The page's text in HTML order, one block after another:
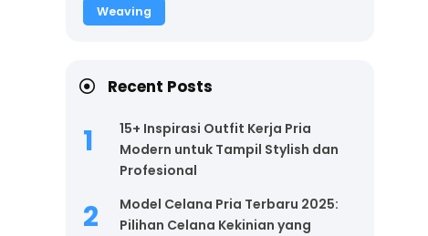
Weaving
Recent Posts
15+ Inspirasi Outfit Kerja Pria
Modern untuk Tampil Stylish dan
Profesional
Model Celana Pria Terbaru 2025:
Pilihan Celana Kekinian yang